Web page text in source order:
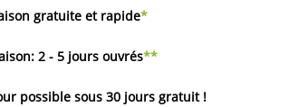
gratuite et rapide*
2 - 5 jours ouvrés**
possible sous 30 jours gratuit!